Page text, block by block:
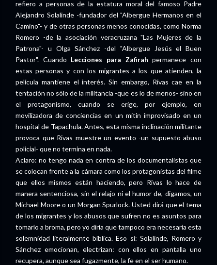
refiero a personas de la estatura moral del famoso Padre
Alejandro Solalinde -fundador del "Albergue Hermanos en el
Camino"- y de otras personas menos conocidas, como Norma
Romero -de la asociación veracruzana "Las Mujeres de la
Patrona"- u Olga Sánchez -del "Albergue Jesús el Buen
Pastor". Cuando Lecciones para Zafirah permanece con
estas personas y con los migrantes a los que atienden, la
película mantiene el interés. Sin embargo, Rivas cae en la
tentación no sólo de la militancia -que es lo de menos- sino en
el protagonismo, cuando se erige, por ejemplo, en
movilizadora de conciencias en un mitin improvisado en un
hospital de Tapachula. Antes, esta misma inclinación militante
provoca que Rivas muestre un evento -un supuesto abuso
policial- que no termina en nada.
Aclaro: no tengo nada en contra de los documentalistas que
se colocan frente a la cámara como los protagonistas del filme
que ellos mismos están haciendo, pero Rivas lo hace de
manera sentenciosa, sin el relajo ni el humor de, digamos, un
Michael Moore o un Morgan Spurlock. Usted dirá que el tema
de los migrantes y los abusos que sufren no es asuntos para
tomarlo a broma, pero yo diría que tampoco era necesaria esta
solemnidad literalmente bíblica. Eso sí: Solalinde, Romero y
Sánchez emocionan, electrizan: con ellos en pantalla uno
recupera, aunque sea fugazmente, la fe en el ser humano.